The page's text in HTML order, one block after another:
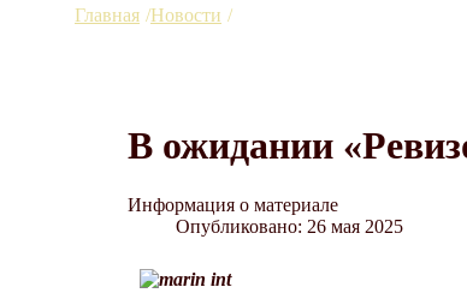
Главная Новости
В ожидании
Информация о материале
Опубликовано: 26 мая 2025